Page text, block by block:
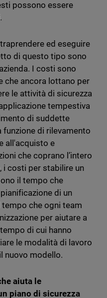
possono essere
ed eseguire
di questo tipo sono
I costi sono
che ancora lottano per
le attività di sicurezza
tempestiva
di suddette
funzione di rilevamento
all'acquisto e
che coprano l’intero
i costi per stabilire un
il tempo che
di un
che ogni team
per aiutare a
di cui hanno
le modalità di lavoro
nuovo modello.
aiuta le
piano di sicurezza